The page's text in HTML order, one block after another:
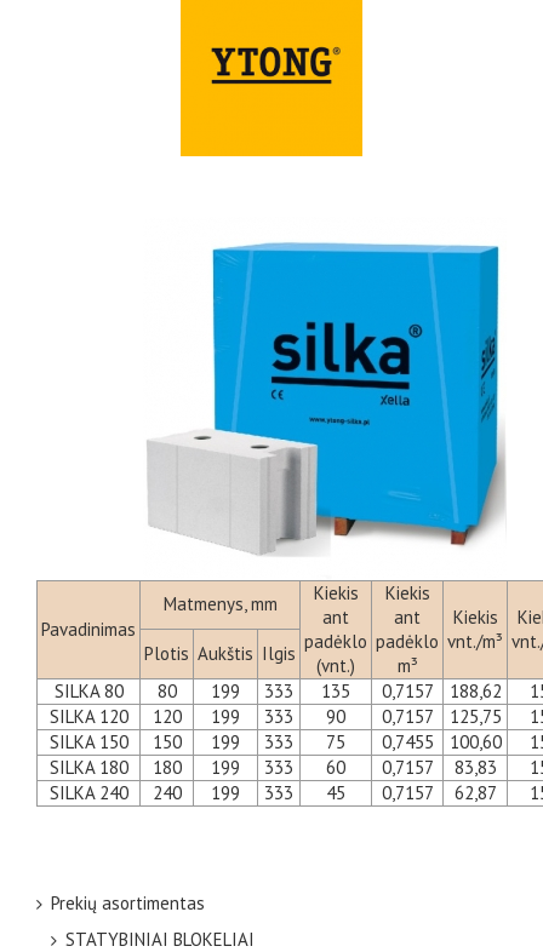
Pavadinimas
Matmenys, mm
Kiekis
ant
padėklo
(vnt.)
Kiekis
ant
padėklo
m³
Kiekis
vnt./m³
Plotis Aukštis Ilgis
SILKA 80
80 199 333 135 0,7157 188,62
SILKA 120
120 199 333 90 0,7157 125,75
SILKA 150
150 199 333 75 0,7455 100,60
SILKA 180
180 199 333 60 0,7157 83,83
SILKA 240
240 199 333 45 0,7157 62,87
Prekių asortimentas
STATYBINIAI BLOKELIAI